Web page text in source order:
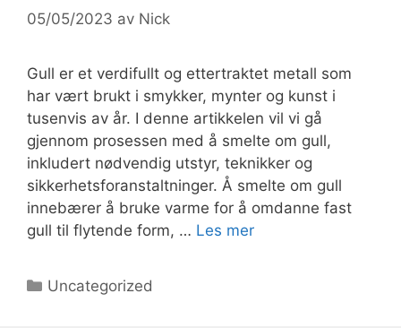
05/05/2023 av Nick
Gull er et verdifullt og ettertraktet metall som
har vært brukt i smykker, mynter og kunst i
tusenvis av år. I denne artikkelen vil vi gå
gjennom prosessen med å smelte om gull,
inkludert nødvendig utstyr, teknikker og
sikkerhetsforanstaltninger. Å smelte om gull
innebærer å bruke varme for å omdanne fast
gull til flytende form, … Les mer
Kategorier
Uncategorized